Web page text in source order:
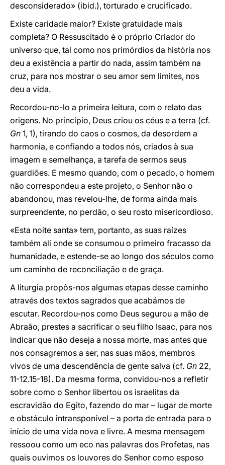
desconsiderado» (ibid.), torturado e crucificado.
Existe caridade maior? Existe gratuidade mais
completa? O Ressuscitado é o próprio Criador do
universo que, tal como nos primórdios da história nos
deu a existência a partir do nada, assim também na
cruz, para nos mostrar o seu amor sem limites, nos
deu a vida.
Recordou-no-lo a primeira leitura, com o relato das
origens. No princípio, Deus criou os céus e a terra (cf.
Gn 1, 1), tirando do caos o cosmos, da desordem a
harmonia, e confiando a todos nós, criados à sua
imagem e semelhança, a tarefa de sermos seus
guardiões. E mesmo quando, com o pecado, o homem
não correspondeu a este projeto, o Senhor não o
abandonou, mas revelou-lhe, de forma ainda mais
surpreendente, no perdão, o seu rosto misericordioso.
«Esta noite santa» tem, portanto, as suas raízes
também ali onde se consumou o primeiro fracasso da
humanidade, e estende-se ao longo dos séculos como
um caminho de reconciliação e de graça.
A liturgia propôs-nos algumas etapas desse caminho
através dos textos sagrados que acabámos de
escutar. Recordou-nos como Deus segurou a mão de
Abraão, prestes a sacrificar o seu filho Isaac, para nos
indicar que não deseja a nossa morte, mas antes que
nos consagremos a ser, nas suas mãos, membros
vivos de uma descendência de gente salva (cf. Gn 22,
11-12.15-18). Da mesma forma, convidou-nos a refletir
sobre como o Senhor libertou os israelitas da
escravidão do Egito, fazendo do mar – lugar de morte
e obstáculo intransponível – a porta de entrada para o
início de uma vida nova e livre. A mesma mensagem
ressoou como um eco nas palavras dos Profetas, nas
quais ouvimos os louvores do Senhor como esposo